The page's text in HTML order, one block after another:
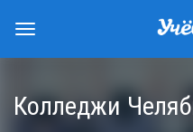
Колледжи